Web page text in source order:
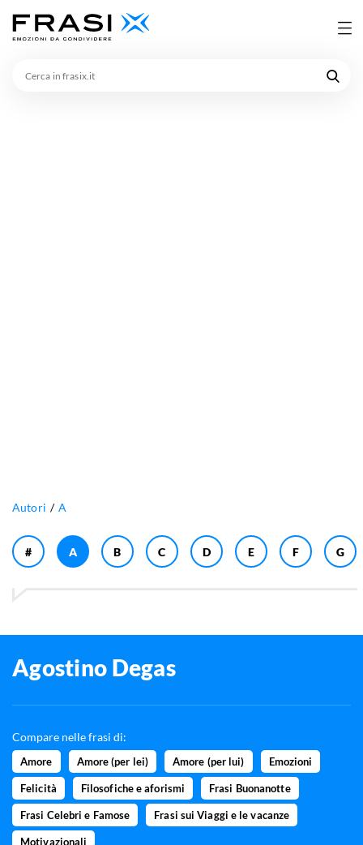
Autori A
# A B C D E F G
Agostino Degas
Compare nelle frasi di:
Amore Amore (per lei) Amore (per lui) Emozioni
Felicità Filosofiche e aforismi Frasi Buonanotte
Frasi Celebri e Famose Frasi sui Viaggi e le vacanze
Motivazionali